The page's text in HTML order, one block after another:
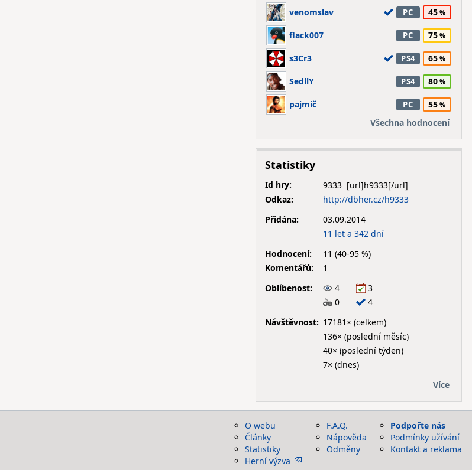
venomslav PC 45
flack007 PC 75
s3Cr3 PS4 65
SedllY PS4 80
pajmič PC
55
Všechna hodnocení
Statistiky
Id hry:
9333
Odkaz:
http://dbher.cz/h9333
Přidána:
03.09.2014
11 let a 342 dní
Hodnocení:
11 (40-95 %)
Komentářů:
1
Oblíbenost:
4
3
0
4
Návštěvnost: 17181× (celkem)
136× (poslední měsíc)
40× (poslední týden)
7× (dnes)
Více
O webu
Články
Statistiky
Herní výzva
F.A.Q.
Nápověda
Odměny
Podpořte nás
Podmínky užívání
Kontakt a reklama